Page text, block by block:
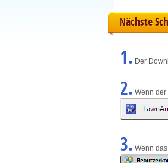
Nächste
1. Der
2. Wenn der
3. Wenn